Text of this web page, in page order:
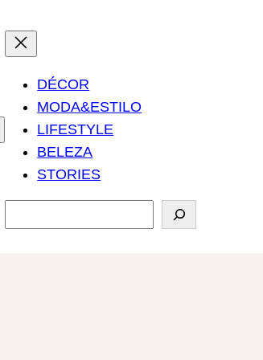
DÉCOR
MODA&ESTILO
LIFESTYLE
BELEZA
STORIES
e